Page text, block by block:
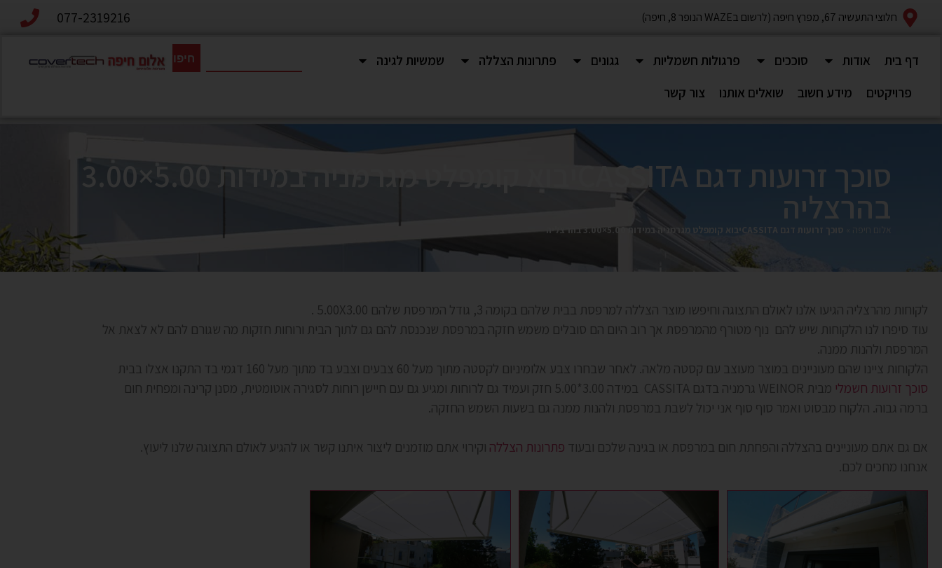
חלוצי התעשיה 67, מפרץ חיפה (לרשום בWAZE הנופר 8, חיפה) 077-2319216
דף בית אודות סוככים פרגולות חשמליות גגונים פתרונות הצללה
שמשיות לגינה
פרויקטים
מידע חשוב שואלים אותנו צור קשר
חיפוש
סוכך זרועות דגם CASSITAיבוא קומפלט מגרמניה במידות 5.00×3.00
בהרצליה
אלום חיפה סוכך זרועות דגם CASSITAיבוא קומפלט מגרמניה במידות 5.00×3.00 בהרצליה
לקוחות מהרצליה הגיעו אלנו לאולם התצוגה וחיפשו מוצר הצללה למרפסת בבית שלהם בקומה 3, גודל המרפסת שלהם 5.00X3.00 .
עוד סיפרו לנו הלקוחות שיש להם נוף מטורף מהמרפסת אך רוב היום הם סובלים משמש חזקה במרפסת שנכנסת להם גם לתוך הבית ורוחות חזקות מה שגורם להם לא לצאת אל
המרפסת ולהנות ממנה.
הלקוחות ציינו שהם מעוניינים במוצר מעוצב עם קסטה מלאה. לאחר שבחרו צבע אלומיניום לקסטה מתוך מעל 60 צבעים וצבע בד מתוך מעל 160 דגמי בד התקנו אצלו בבית
סוכך זרועות חשמלי מבית WEINOR גרמניה בדגם CASSITA במידה 3.00* 5 .00 חזק ועמיד גם לרוחות ומגיע גם עם חיישן רוחות לסגירה אוטומטית, מסנן קרינה ומפחית חום
ברמה גבוה. הלקוח מבסוט ואמר סוף סוף אני יכול לשבת במרפסת ולהנות ממנה גם בשעות השמש החזקה.
אם גם אתם מעוניינים בהצללה והפחתת חום במרפסת או בגינה שלכם ובעוד פתרונות הצללה וקירוי אתם מוזמנים ליצור איתנו קשר או להגיע לאולם התצוגה שלנו ליעוץ.
אנחנו מחכים לכם.